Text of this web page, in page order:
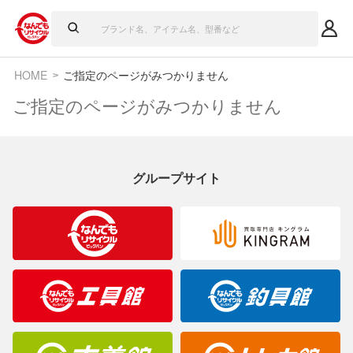
HOME ご指定のページがみつかりません
ご指定のページがみつかりません
グループサイト